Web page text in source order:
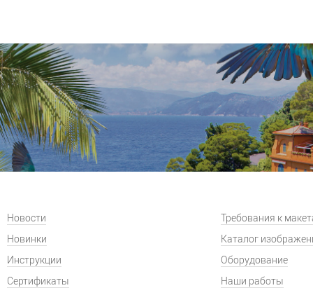
Новости
Новинки
Инструкции
Сертификаты
Требования к
Каталог
Оборудование
Наши работы